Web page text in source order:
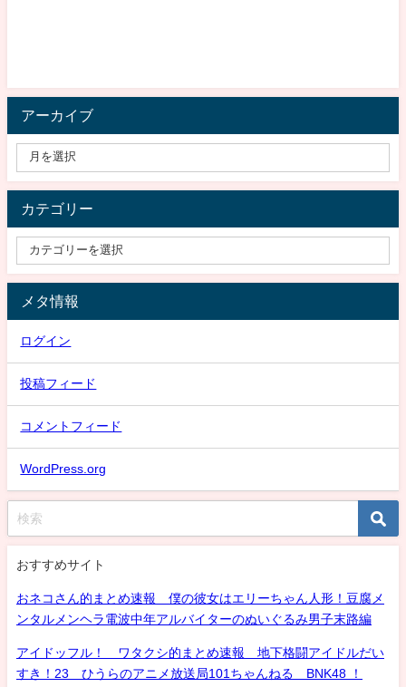
アーカイブ
カテゴリー
メタ情報
ログイン
投稿フィード
コメントフィード
WordPress.org
おすすめサイト
おネコさん的まとめ速報 僕の彼女はエリーちゃん人形！豆腐メ
ンタルメンヘラ電波中年アルバイターのぬいぐるみ男子末路編
アイドッフル！ ワタクシ的まとめ速報 地下格闘アイドルだい
すき！23 ひうらのアニメ放送局101ちゃんねる BNK48 ！